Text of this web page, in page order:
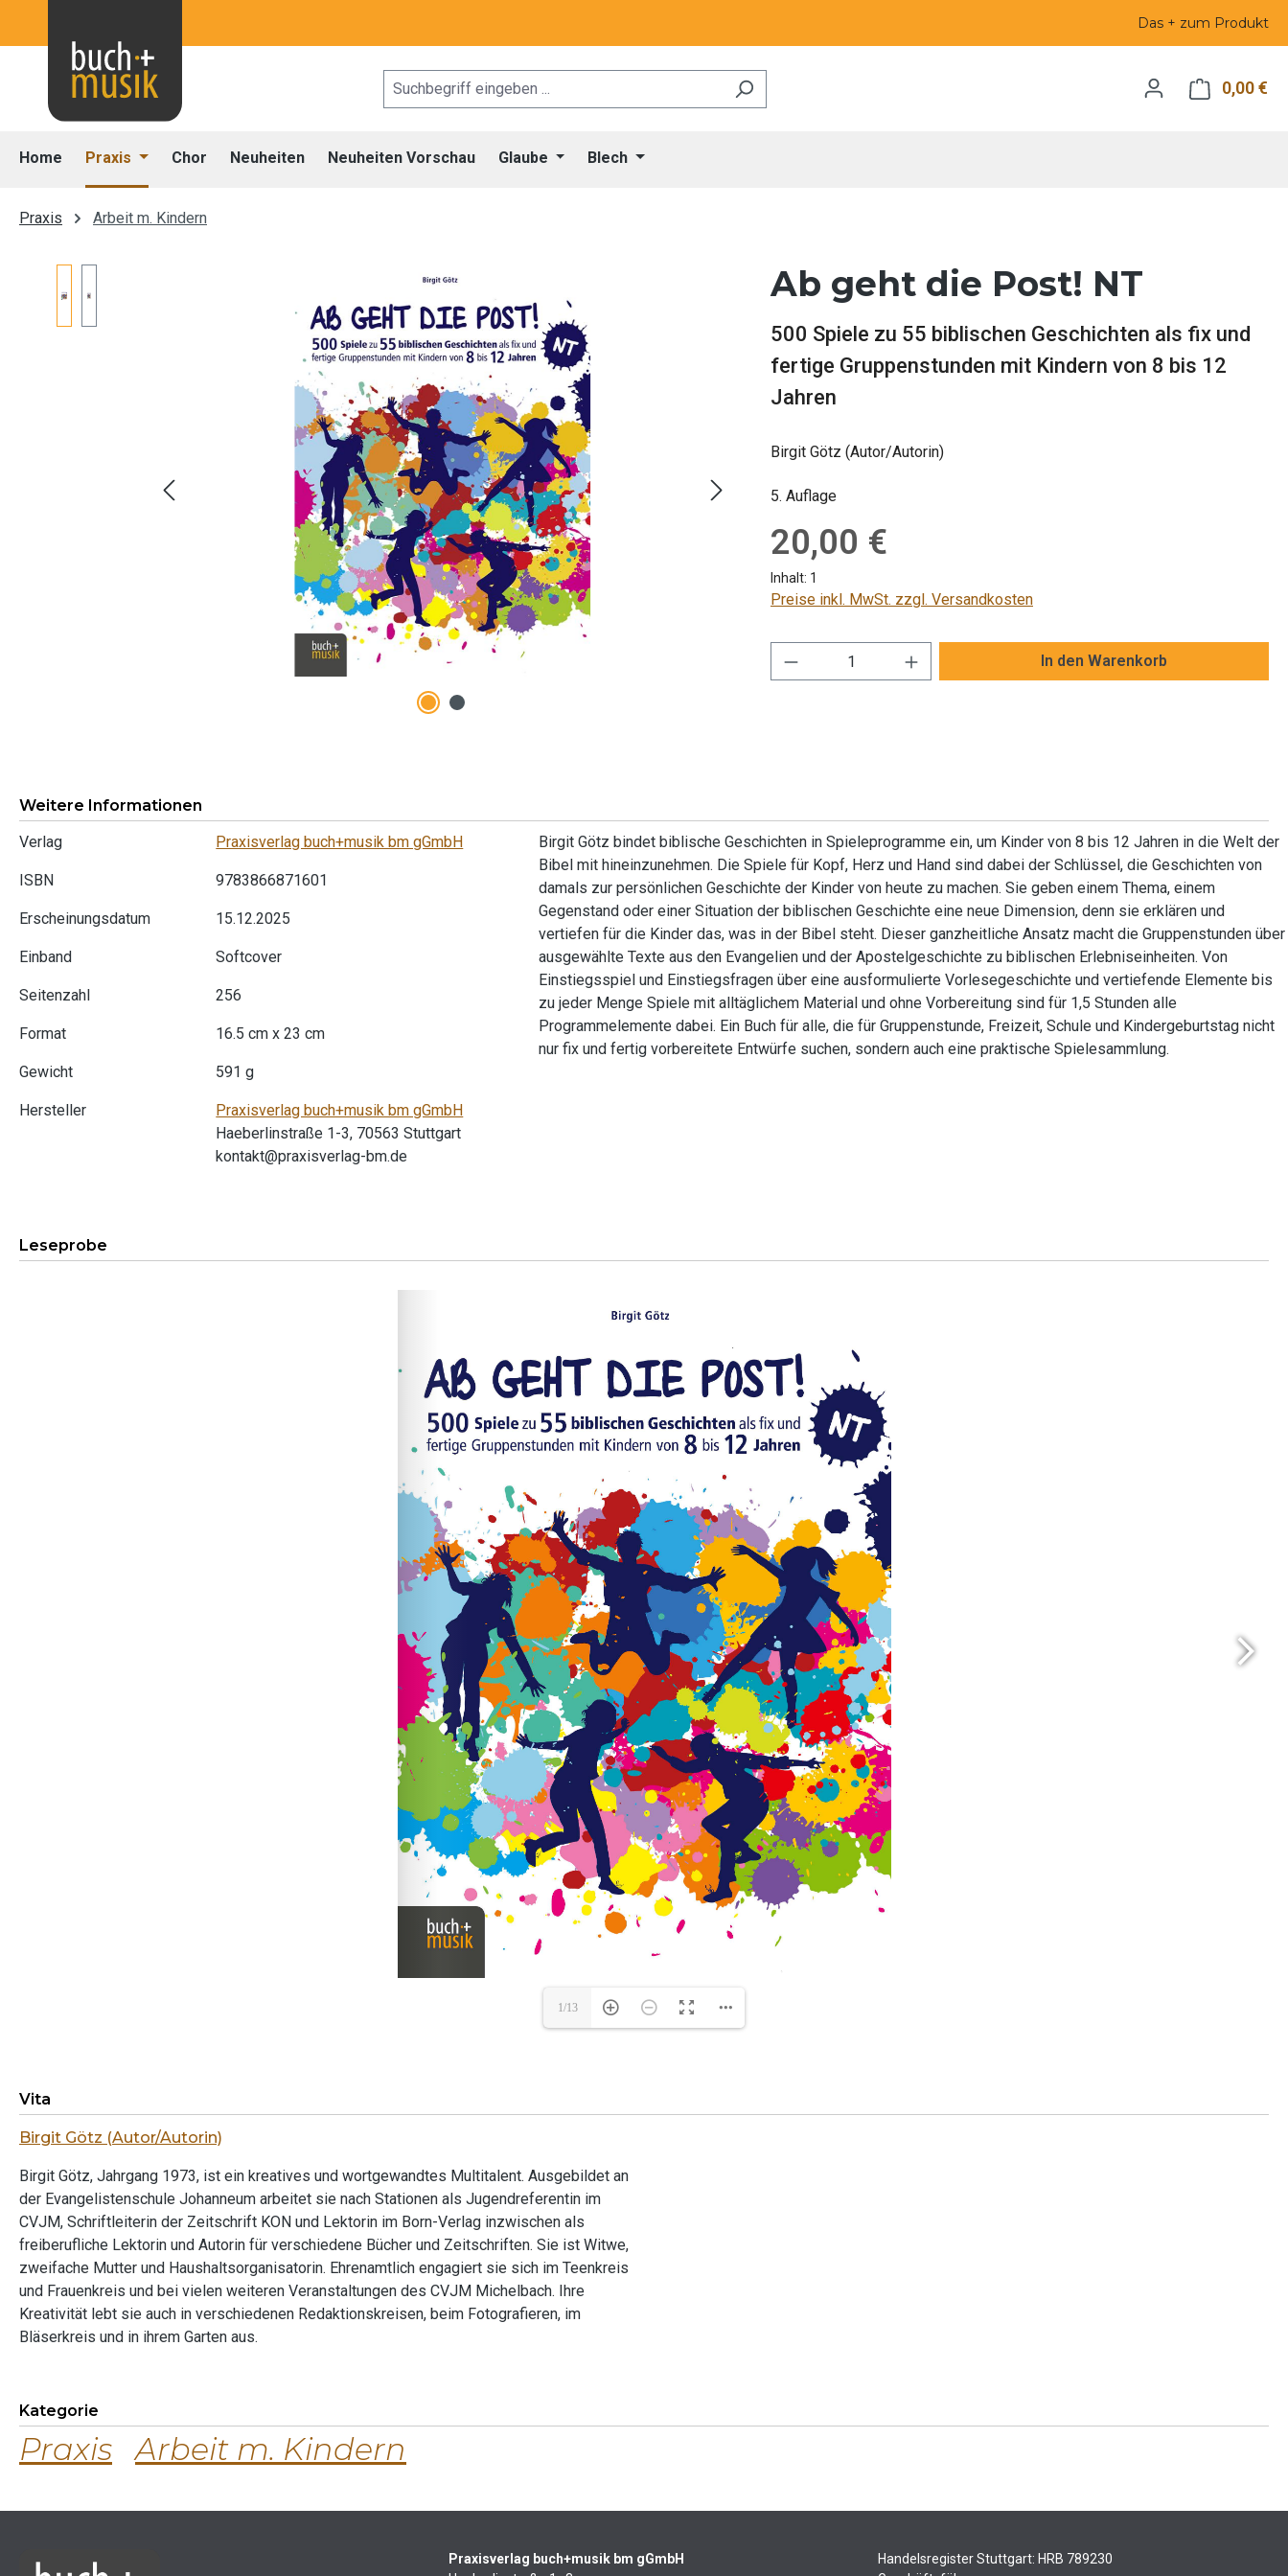
Das + zum Produkt
0,00 €
Home Praxis Chor Neuheiten Neuheiten Vorschau Glaube Blech
Praxis Arbeit m. Kindern
Ab geht die Post! NT
500 Spiele zu 55 biblischen Geschichten als fix und
fertige Gruppenstunden mit Kindern von 8 bis 12
Jahren
Birgit Götz (Autor/Autorin)
5. Auflage
Regulärer Preis:
20,00 €
Inhalt: 1
Preise inkl. MwSt. zzgl. Versandkosten
Produkt Anzahl: Gib den gewünschten Wert ein
In den Warenkorb
Weitere Informationen
Verlag
Praxisverlag buch+musik bm gGmbH
ISBN 9783866871601
Erscheinungsdatum 15.12.2025
Einband Softcover
Seitenzahl 256
Format 16.5 cm x 23 cm
Gewicht 591 g
Hersteller
Praxisverlag buch+musik bm gGmbH
Haeberlinstraße 1-3, 70563 Stuttgart
kontakt@praxisverlag-bm.de
Birgit Götz bindet biblische Geschichten in Spieleprogramme ein, um Kinder von 8 bis 12 Jahren in die Welt der
Bibel mit hineinzunehmen. Die Spiele für Kopf, Herz und Hand sind dabei der Schlüssel, die Geschichten von
damals zur persönlichen Geschichte der Kinder von heute zu machen. Sie geben einem Thema, einem
Gegenstand oder einer Situation der biblischen Geschichte eine neue Dimension, denn sie erklären und
vertiefen für die Kinder das, was in der Bibel steht. Dieser ganzheitliche Ansatz macht die Gruppenstunden über
ausgewählte Texte aus den Evangelien und der Apostelgeschichte zu biblischen Erlebniseinheiten. Von
Einstiegsspiel und Einstiegsfragen über eine ausformulierte Vorlesegeschichte und vertiefende Elemente bis
zu jeder Menge Spiele mit alltäglichem Material und ohne Vorbereitung sind für 1,5 Stunden alle
Programmelemente dabei. Ein Buch für alle, die für Gruppenstunde, Freizeit, Schule und Kindergeburtstag nicht
nur fix und fertig vorbereitete Entwürfe suchen, sondern auch eine praktische Spielesammlung.
Leseprobe
Vita
Birgit Götz (Autor/Autorin)
Birgit Götz, Jahrgang 1973, ist ein kreatives und wortgewandtes Multitalent. Ausgebildet an
der Evangelistenschule Johanneum arbeitet sie nach Stationen als Jugendreferentin im
CVJM, Schriftleiterin der Zeitschrift KON und Lektorin im Born-Verlag inzwischen als
freiberufliche Lektorin und Autorin für verschiedene Bücher und Zeitschriften. Sie ist Witwe,
zweifache Mutter und Haushaltsorganisatorin. Ehrenamtlich engagiert sie sich im Teenkreis
und Frauenkreis und bei vielen weiteren Veranstaltungen des CVJM Michelbach. Ihre
Kreativität lebt sie auch in verschiedenen Redaktionskreisen, beim Fotografieren, im
Bläserkreis und in ihrem Garten aus.
Kategorie
Praxis Arbeit m. Kindern
Praxisverlag buch+musik bm gGmbH
Handelsregister Stuttgart: HRB 789230